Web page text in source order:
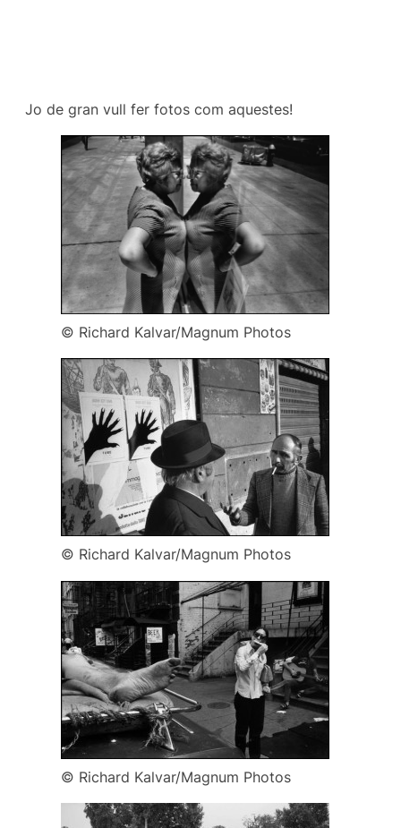
Jo de gran vull fer fotos com aquestes!
© Richard Kalvar/Magnum Photos
© Richard Kalvar/Magnum Photos
© Richard Kalvar/Magnum Photos